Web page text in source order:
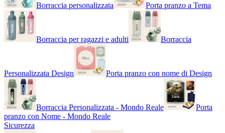
Borraccia personalizzata Porta pranzo a Tema
Borraccia per ragazzi e adulti Borraccia
Personalizzata Design Porta pranzo con nome di Design
Borraccia Personalizzata - Mondo Reale
Porta
pranzo con Nome - Mondo Reale
Sicurezza